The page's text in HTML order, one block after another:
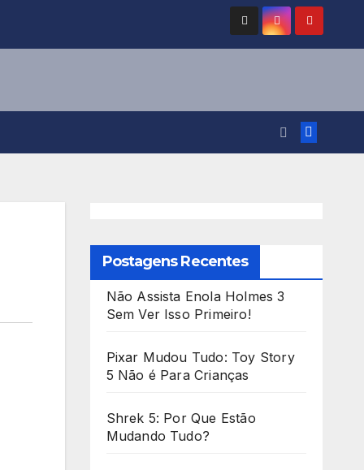
Postagens Recentes
Não Assista Enola Holmes 3
Sem Ver Isso Primeiro!
Pixar Mudou Tudo: Toy Story
5 Não é Para Crianças
Shrek 5: Por Que Estão
Mudando Tudo?